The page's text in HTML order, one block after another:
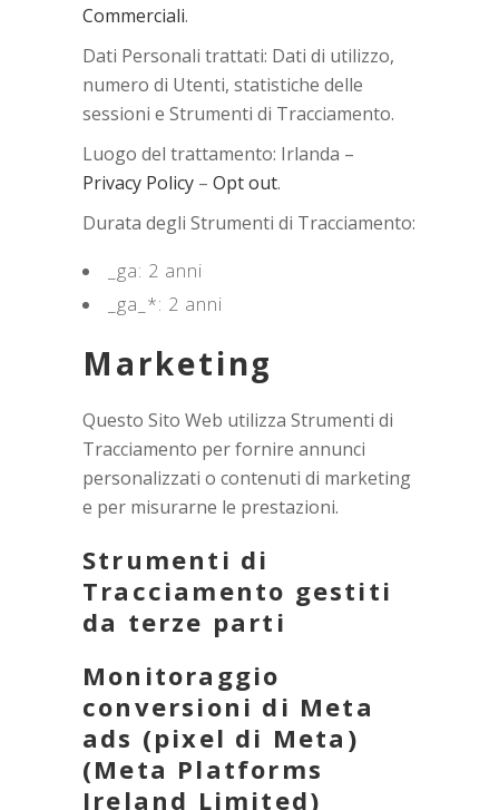
Commerciali.
Dati Personali trattati: Dati di utilizzo,
numero di Utenti, statistiche delle
sessioni e Strumenti di Tracciamento.
Luogo del trattamento: Irlanda –
Privacy Policy – Opt out.
Durata degli Strumenti di Tracciamento:
_ga: 2 anni
_ga_*: 2 anni
Marketing
Questo Sito Web utilizza Strumenti di
Tracciamento per fornire annunci
personalizzati o contenuti di marketing
e per misurarne le prestazioni.
Strumenti di
Tracciamento gestiti
da terze parti
Monitoraggio
conversioni di Meta
ads (pixel di Meta)
(Meta Platforms
Ireland Limited)